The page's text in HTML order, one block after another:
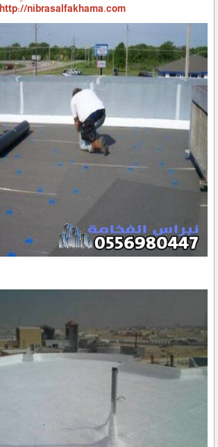
http://nibrasalfakhama.com